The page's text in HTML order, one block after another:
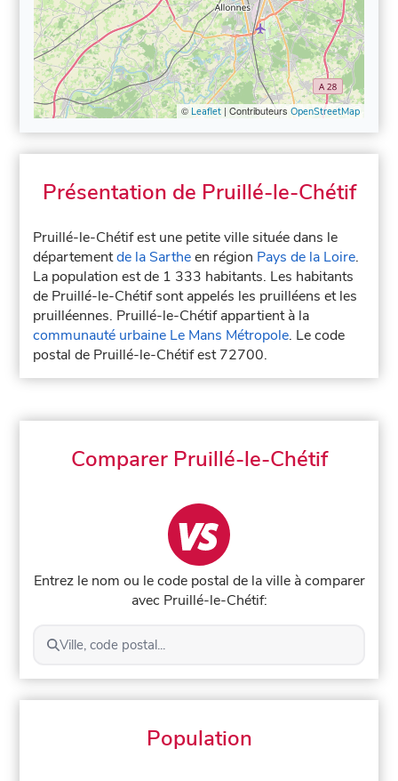
© Leaflet| Contributeurs OpenStreetMap
Présentation de Pruillé-le-Chétif
Pruillé-le-Chétif est une petite ville située dans le
départementde la Sartheen région Pays de la Loire.
La population est de 1 333 habitants. Les habitants
de Pruillé-le-Chétif sont appelés les pruilléens et les
pruilléennes. Pruillé-le-Chétif appartient à la
communauté urbaine Le Mans Métropole. Le code
postal de Pruillé-le-Chétif est 72700.
Comparer Pruillé-le-Chétif
Entrez le nom ou le code postal de la ville à comparer
avec Pruillé-le-Chétif:
Ville, code postal...
Population